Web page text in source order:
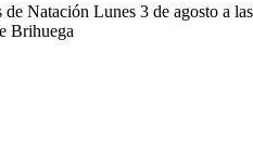
Natación Lunes 3 de agosto a las
Brihuega